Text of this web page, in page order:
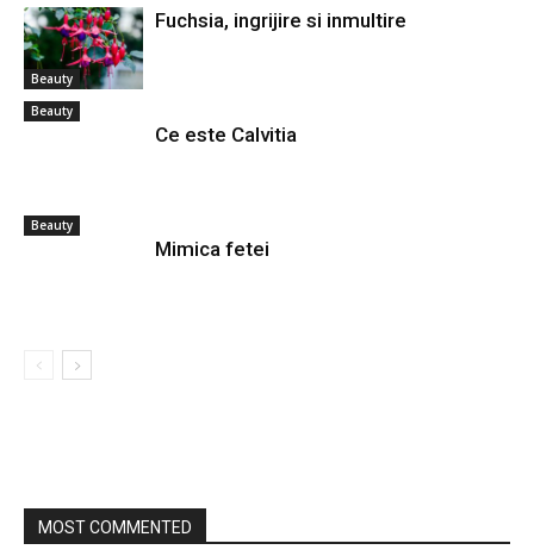
Beauty
Fuchsia, ingrijire si inmultire
Beauty
Ce este Calvitia
Beauty
Mimica fetei
MOST COMMENTED